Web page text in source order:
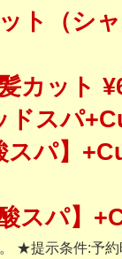
ト（シ
カット
ドスパ
スパ】
スパ】
★提示条件:予